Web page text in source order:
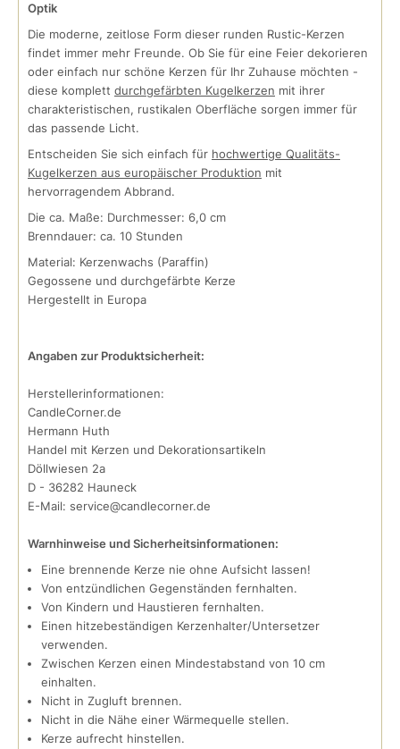
Optik
Die moderne, zeitlose Form dieser runden Rustic-Kerzen
findet immer mehr Freunde. Ob Sie für eine Feier dekorieren
oder einfach nur schöne Kerzen für Ihr Zuhause möchten -
diese komplett durchgefärbten Kugelkerzen mit ihrer
charakteristischen, rustikalen Oberfläche sorgen immer für
das passende Licht.
Entscheiden Sie sich einfach für hochwertige Qualitäts-
Kugelkerzen aus europäischer Produktion mit
hervorragendem Abbrand.
Die ca. Maße: Durchmesser: 6,0 cm
Brenndauer: ca. 10 Stunden
Material: Kerzenwachs (Paraffin)
Gegossene und durchgefärbte Kerze
Hergestellt in Europa
Angaben zur Produktsicherheit:
Herstellerinformationen:
CandleCorner.de
Hermann Huth
Handel mit Kerzen und Dekorationsartikeln
Döllwiesen 2a
D - 36282 Hauneck
E-Mail: service@candlecorner.de
Warnhinweise und Sicherheitsinformationen:
Eine brennende Kerze nie ohne Aufsicht lassen!
Von entzündlichen Gegenständen fernhalten.
Von Kindern und Haustieren fernhalten.
Einen hitzebeständigen Kerzenhalter/Untersetzer
verwenden.
Zwischen Kerzen einen Mindestabstand von 10 cm
einhalten.
Nicht in Zugluft brennen.
Nicht in die Nähe einer Wärmequelle stellen.
Kerze aufrecht hinstellen.